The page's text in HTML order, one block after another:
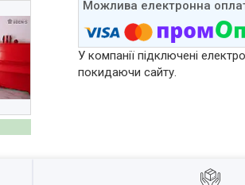
У компанії підключені
покидаючи сайту.